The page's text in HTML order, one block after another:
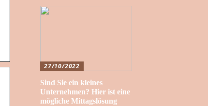
27/10/2022
Sind Sie ein kleines
Unternehmen? Hier ist eine
mögliche Mittagslösung